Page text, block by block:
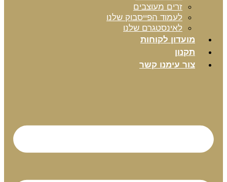
זרים מעוצבים
לעמוד הפייסבוק שלנו
לאינסטגרם שלנו
מועדון לקוחות
תקנון
צור עימנו קשר